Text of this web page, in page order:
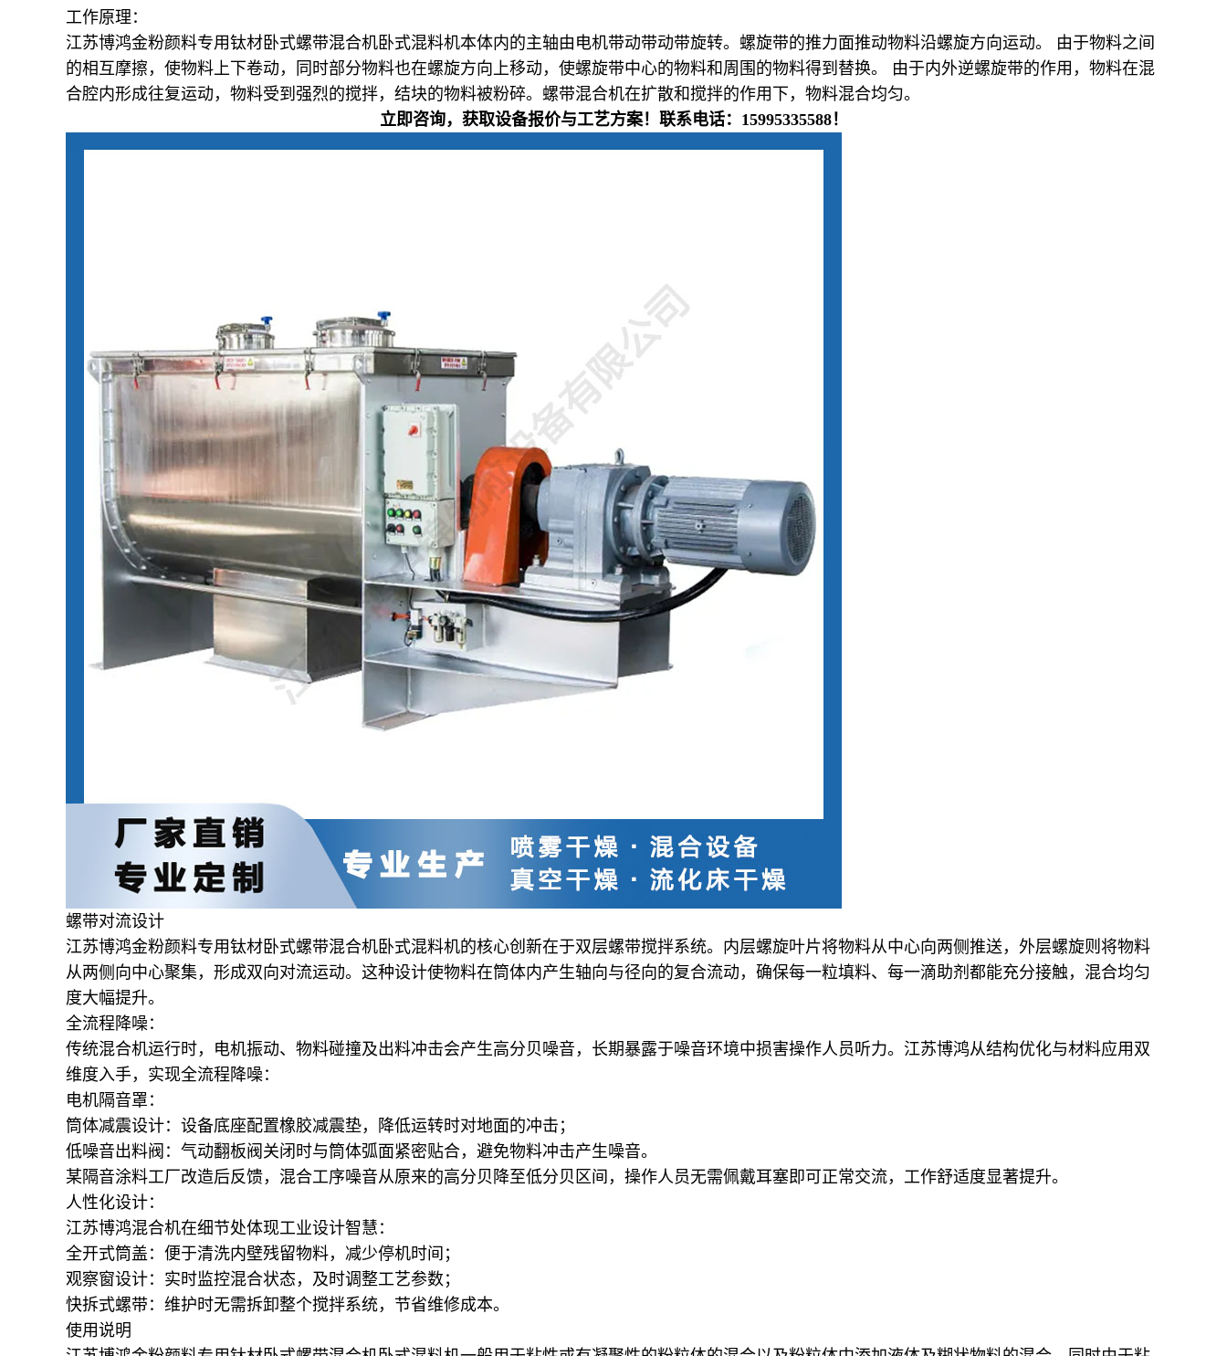
工作原理：
江苏博鸿金粉颜料专用钛材卧式螺带混合机卧式混料机本体内的主轴由电机带动带动带旋转。螺旋带的推力面推动物料沿螺旋方向运动。 由于物料之间
的相互摩擦，使物料上下卷动，同时部分物料也在螺旋方向上移动，使螺旋带中心的物料和周围的物料得到替换。 由于内外逆螺旋带的作用，物料在混
合腔内形成往复运动，物料受到强烈的搅拌，结块的物料被粉碎。螺带混合机在扩散和搅拌的作用下，物料混合均匀。
立即咨询，获取设备报价与工艺方案！联系电话：15995335588！
螺带对流设计
江苏博鸿金粉颜料专用钛材卧式螺带混合机卧式混料机的核心创新在于双层螺带搅拌系统。内层螺旋叶片将物料从中心向两侧推送，外层螺旋则将物料
从两侧向中心聚集，形成双向对流运动。这种设计使物料在筒体内产生轴向与径向的复合流动，确保每一粒填料、每一滴助剂都能充分接触，混合均匀
度大幅提升。
全流程降噪：
传统混合机运行时，电机振动、物料碰撞及出料冲击会产生高分贝噪音，长期暴露于噪音环境中损害操作人员听力。江苏博鸿从结构优化与材料应用双
维度入手，实现全流程降噪：
电机隔音罩：
筒体减震设计：设备底座配置橡胶减震垫，降低运转时对地面的冲击；
低噪音出料阀：气动翻板阀关闭时与筒体弧面紧密贴合，避免物料冲击产生噪音。
某隔音涂料工厂改造后反馈，混合工序噪音从原来的高分贝降至低分贝区间，操作人员无需佩戴耳塞即可正常交流，工作舒适度显著提升。
人性化设计：
江苏博鸿混合机在细节处体现工业设计智慧：
全开式筒盖：便于清洗内壁残留物料，减少停机时间；
观察窗设计：实时监控混合状态，及时调整工艺参数；
快拆式螺带：维护时无需拆卸整个搅拌系统，节省维修成本。
使用说明